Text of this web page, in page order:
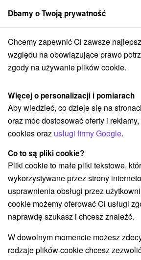
członek grupySorger
pałace, ruiny Stredné Slovensko
Zamki, pałace, ruiny
okolí
Wdzięki kobiece Blisko
Dbamy o Twoją prywatność
Chcemy zapewnić Ci zawsze
względu na obowiązujące prawo
zgody na używanie plików cookie.
Więcej o personalizacji i pomiarach
Aby wiedzieć, co dzieje się na
oraz móc dostosować oferty i
cookies oraz usługi firmy Google.
Co to są pliki cookie?
Pliki cookie to małe pliki tekstowe,
wykorzystywane przez strony
usprawnienia obsługi przez
cookie możemy oferować Ci usługi
naprawdę szukasz i chcesz znaleźć.
W dowolnym momencie możesz
rodzaje plików cookie chcesz